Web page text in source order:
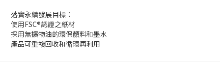
落實永續發展目標：
使用FSC®認證之紙材
採用無擴物油的環保顏料和墨水
產品可重複回收和循環再利用